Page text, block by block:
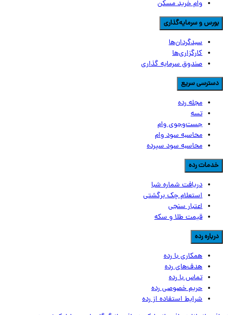
وام خرید مسکن
و سرمایه‌گذاری
سبدگردان‌ها
کارگزاری‌ها
صندوق سرمایه گذاری
سریع
مجله رده
تسه
جست‌وجوی وام
محاسبه سود وام
محاسبه سود سپرده
رده
دریافت شماره شبا
استعلام چک برگشتی
اعتبار سنجی
قیمت طلا و سکه
رده
همکاری با رده
هدف‌های رده
تماس‌ با‌ رده
حریم خصوصی رده
شرایط استفاده از رده